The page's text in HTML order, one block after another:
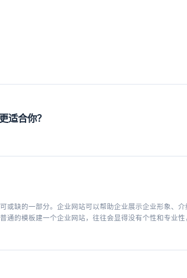
适合你？
或缺的一部分。企业网站可以帮助企业展示企业形象、介
通的模板建一个企业网站，往往会显得没有个性和专业性